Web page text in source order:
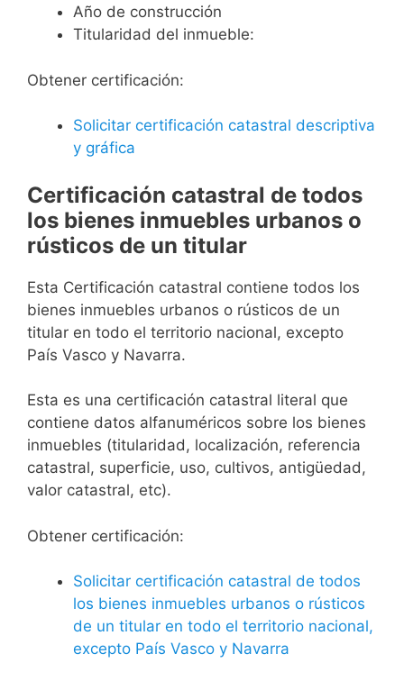
Año de construcción
Titularidad del inmueble:
Obtener certificación:
Solicitar certificación catastral descriptiva
y gráfica
Certificación catastral de todos
los bienes inmuebles urbanos o
rústicos de un titular
Esta Certificación catastral contiene todos los
bienes inmuebles urbanos o rústicos de un
titular en todo el territorio nacional, excepto
País Vasco y Navarra.
Esta es una certificación catastral literal que
contiene datos alfanuméricos sobre los bienes
inmuebles (titularidad, localización, referencia
catastral, superficie, uso, cultivos, antigüedad,
valor catastral, etc).
Obtener certificación:
Solicitar certificación catastral de todos
los bienes inmuebles urbanos o rústicos
de un titular en todo el territorio nacional,
excepto País Vasco y Navarra